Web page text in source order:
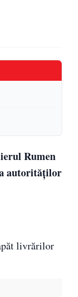
Rumen
autorităților
livrărilor